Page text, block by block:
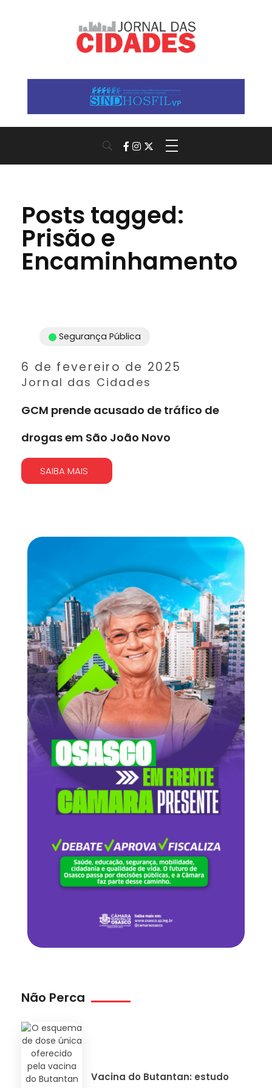
Posts tagged:
Prisão e
Encaminhamento
6 de fevereiro de 2025
Jornal das Cidades
Segurança Pública
GCM prende acusado de tráfico de
drogas em São João Novo
SAIBA MAIS
Não Perca
Vacina do Butantan: estudo